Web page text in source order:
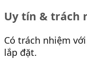
Uy tín & trách
Có trách nhiệm
lắp đặt.